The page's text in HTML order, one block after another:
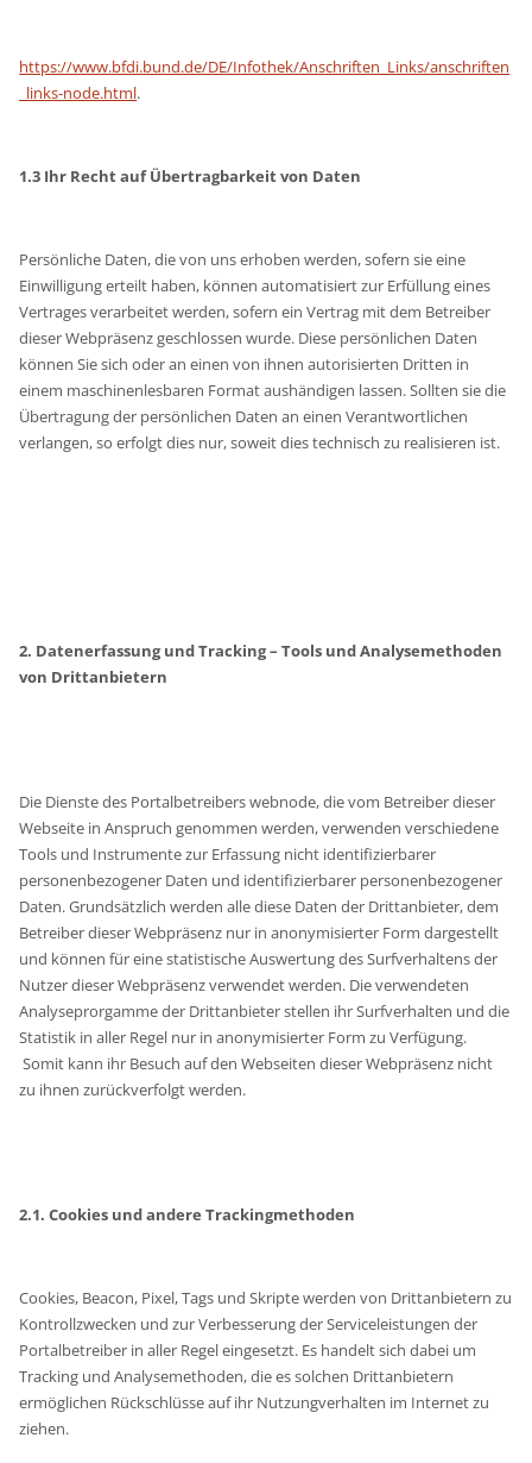
https://www.bfdi.bund.de/DE/Infothek/Anschriften_Links/anschriften
_links-node.html.
1.3 Ihr Recht auf Übertragbarkeit von Daten
Persönliche Daten, die von uns erhoben werden, sofern sie eine
Einwilligung erteilt haben, können automatisiert zur Erfüllung eines
Vertrages verarbeitet werden, sofern ein Vertrag mit dem Betreiber
dieser Webpräsenz geschlossen wurde. Diese persönlichen Daten
können Sie sich oder an einen von ihnen autorisierten Dritten in
einem maschinenlesbaren Format aushändigen lassen. Sollten sie die
Übertragung der persönlichen Daten an einen Verantwortlichen
verlangen, so erfolgt dies nur, soweit dies technisch zu realisieren ist.
2. Datenerfassung und Tracking – Tools und Analysemethoden
von Drittanbietern
Die Dienste des Portalbetreibers webnode, die vom Betreiber dieser
Webseite in Anspruch genommen werden, verwenden verschiedene
Tools und Instrumente zur Erfassung nicht identifizierbarer
personenbezogener Daten und identifizierbarer personenbezogener
Daten. Grundsätzlich werden alle diese Daten der Drittanbieter, dem
Betreiber dieser Webpräsenz nur in anonymisierter Form dargestellt
und können für eine statistische Auswertung des Surfverhaltens der
Nutzer dieser Webpräsenz verwendet werden. Die verwendeten
Analyseprorgamme der Drittanbieter stellen ihr Surfverhalten und die
Statistik in aller Regel nur in anonymisierter Form zu Verfügung.
Somit kann ihr Besuch auf den Webseiten dieser Webpräsenz nicht
zu ihnen zurückverfolgt werden.
2.1. Cookies und andere Trackingmethoden
Cookies, Beacon, Pixel, Tags und Skripte werden von Drittanbietern zu
Kontrollzwecken und zur Verbesserung der Serviceleistungen der
Portalbetreiber in aller Regel eingesetzt. Es handelt sich dabei um
Tracking und Analysemethoden, die es solchen Drittanbietern
ermöglichen Rückschlüsse auf ihr Nutzungverhalten im Internet zu
ziehen.